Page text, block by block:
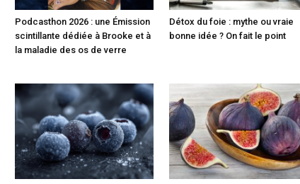
Podcasthon 2026 : une Émission
scintillante dédiée à Brooke et à
la maladie des os de verre
Détox du foie : mythe ou vraie
bonne idée ? On fait le point